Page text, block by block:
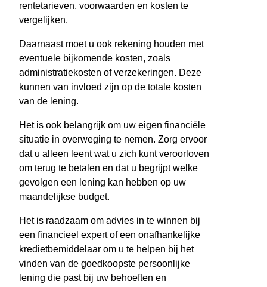
rentetarieven, voorwaarden en kosten te
vergelijken.
Daarnaast moet u ook rekening houden met
eventuele bijkomende kosten, zoals
administratiekosten of verzekeringen. Deze
kunnen van invloed zijn op de totale kosten
van de lening.
Het is ook belangrijk om uw eigen financiële
situatie in overweging te nemen. Zorg ervoor
dat u alleen leent wat u zich kunt veroorloven
om terug te betalen en dat u begrijpt welke
gevolgen een lening kan hebben op uw
maandelijkse budget.
Het is raadzaam om advies in te winnen bij
een financieel expert of een onafhankelijke
kredietbemiddelaar om u te helpen bij het
vinden van de goedkoopste persoonlijke
lening die past bij uw behoeften en